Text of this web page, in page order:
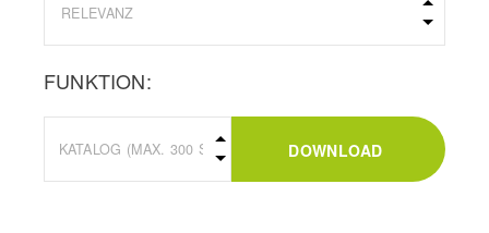
FUNKTION:
DOWNLOAD